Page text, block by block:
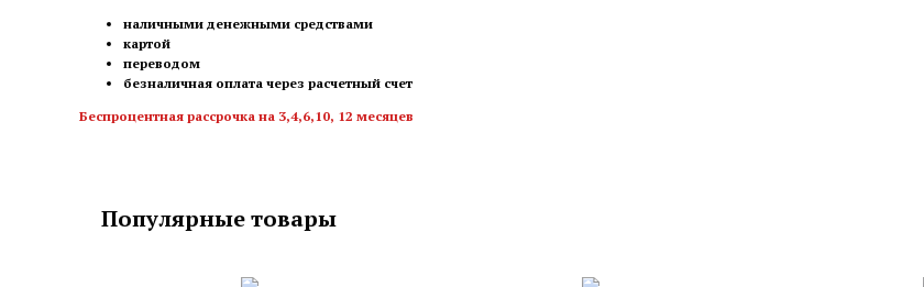
наличными денежными средствами
картой
переводом
безналичная оплата через расчетный счет
Беспроцентная рассрочка на 3,4,6,10, 12 месяцев
Популярные товары